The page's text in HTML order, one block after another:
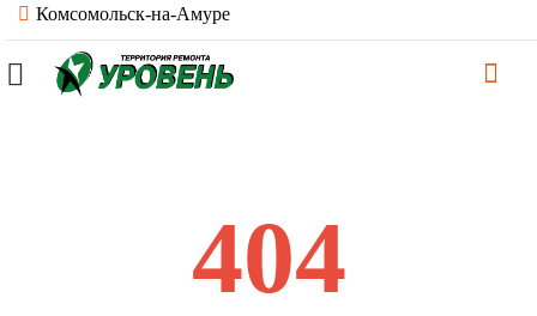
Комсомольск-на-Амуре
404